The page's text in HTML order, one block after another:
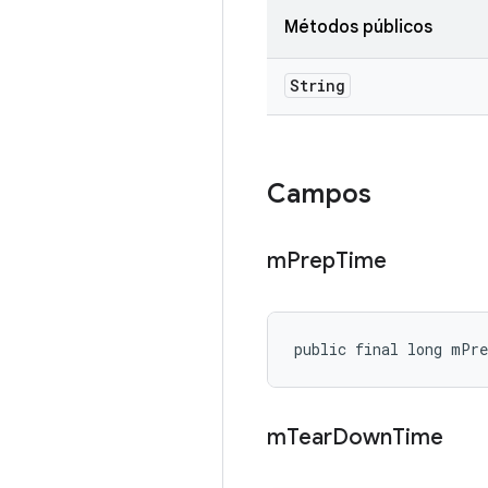
Métodos públicos
String
Campos
mPrepTime
public final long
mTearDownTime